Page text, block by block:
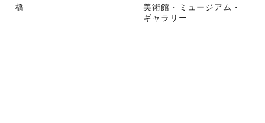
橋
美術館・ミュージアム・
ギャラリー